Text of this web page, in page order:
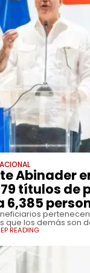
Abinader
títulos de
6,385
que los demás son
Los Alcarrizos,
READING